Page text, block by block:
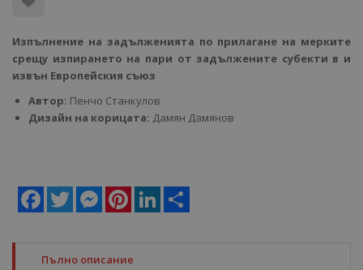
Изпълнение на задълженията по прилагане на мерките
срещу изпирането на пари от задължените субекти в и
извън Европейския съюз
Автор: Пенчо Станкулов
Дизайн на корицата: Дамян Дамянов
Facebook
Twitter MessengerPinterestLinkedIn
Пълно описание